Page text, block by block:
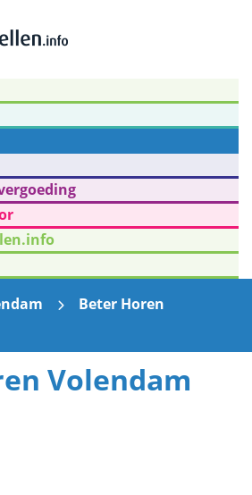
Beter Horen
Volendam